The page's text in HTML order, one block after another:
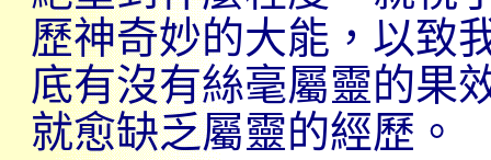
歷神奇妙的大能，以致
底有沒有絲毫屬靈的果
就愈缺乏屬靈的經歷。